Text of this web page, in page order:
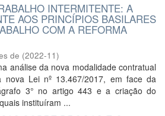
INTERMITENTE: A
AOS PRINCÍPIOS BASILARES
COM A REFORMA
de (2022-11)
análise da nova modalidade contratual
nova Lei nº 13.467/2017, em face da
3° no artigo 443 e a criação do
instituíram ...